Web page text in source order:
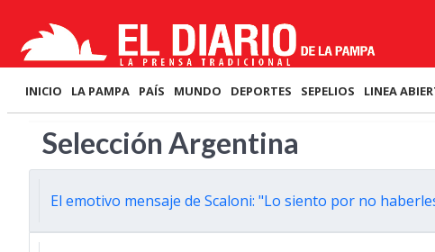
INICIO LA PAMPA PAÍS MUNDO DEPORTES SEPELIOS LINEA
Selección Argentina
El emotivo mensaje de Scaloni: "Lo siento por no